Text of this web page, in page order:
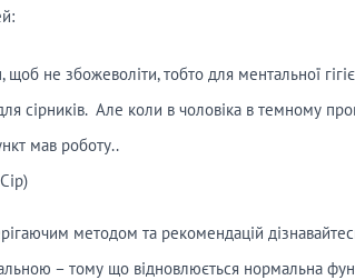
не збожеволіти, тобто для ментальної
сірників. Але коли в чоловіка в темному
мав роботу..
методом та рекомендацій
– тому що відновлюється нормальна